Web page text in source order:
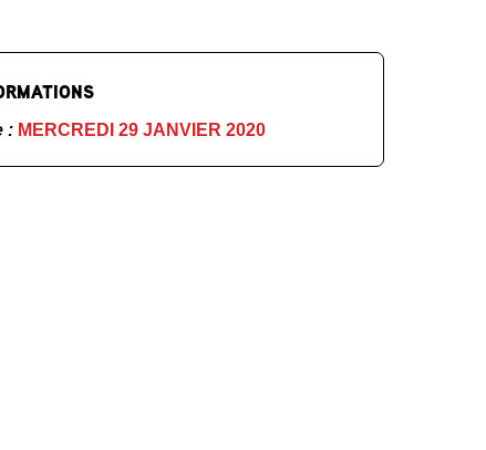
: MERCREDI 29 JANVIER 2020